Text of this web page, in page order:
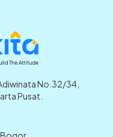
No.32/34,
Pusat.